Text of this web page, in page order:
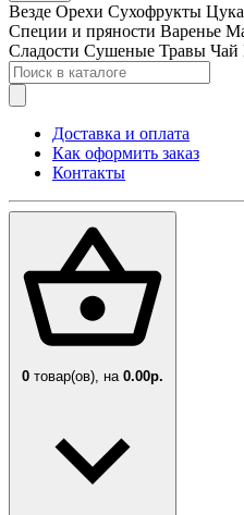
Везде Орехи Сухофрукты
Специи и пряности Варенье
Сладости Сушеные Травы Чай
Доставка и оплата
Как оформить заказ
Контакты
0 товар(ов), на 0.00р.